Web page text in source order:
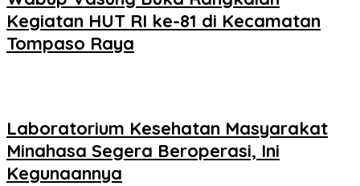
Kegiatan HUT RI ke-81 di Kecamatan
Tompaso Raya
Laboratorium Kesehatan Masyarakat
Minahasa Segera Beroperasi, Ini
Kegunaannya